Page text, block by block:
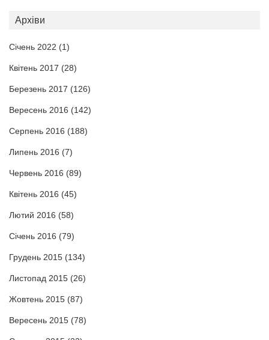
Архіви
Січень 2022 (1)
Квітень 2017 (28)
Березень 2017 (126)
Вересень 2016 (142)
Серпень 2016 (188)
Липень 2016 (7)
Червень 2016 (89)
Квітень 2016 (45)
Лютий 2016 (58)
Січень 2016 (79)
Грудень 2015 (134)
Листопад 2015 (26)
Жовтень 2015 (87)
Вересень 2015 (78)